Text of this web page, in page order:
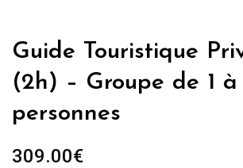
Guide Touristique
(2h) – Groupe de 1
personnes
309.00€